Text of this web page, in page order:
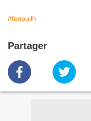
#fenouilh
Partager